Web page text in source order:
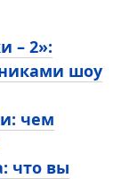
– 2»:
шоу
чем
что вы